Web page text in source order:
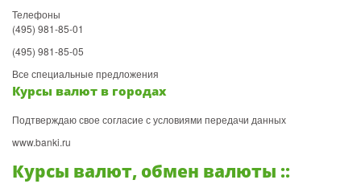
Телефоны
(495) 981-85-01
(495) 981-85-05
Все специальные предложения
Курсы валют в городах
Подтверждаю свое согласие с условиями передачи данных
www.banki.ru
Курсы валют, обмен валюты ::